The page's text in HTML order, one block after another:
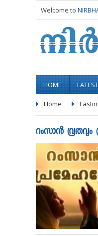
Welcome to
HOME
Home
റംസാൻ വ്രതവും